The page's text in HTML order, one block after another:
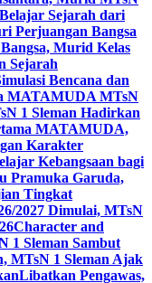
Belajar Sejarah dari
Perjuangan Bangsa
Murid Kelas
Sejarah
Bencana dan
MATAMUDA MTsN
1 Sleman Hadirkan
MATAMUDA,
Karakter
Kebangsaan bagi
Pramuka Garuda,
Tingkat
2027 Dimulai, MTsN
Character and
1 Sleman Sambut
MTsN 1 Sleman Ajak
Libatkan Pengawas,